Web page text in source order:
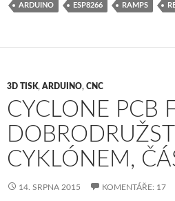
ARDUINO ESP8266 RAMPS
3D TISK, ARDUINO, CNC
CYCLONE PCB
CYKLÓNEM,
14. SRPNA 2015 KOMENTÁŘE: 17